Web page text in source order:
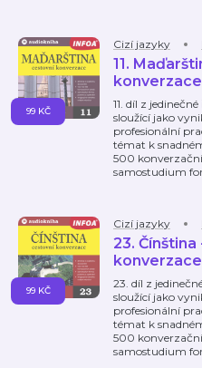
Cizí jazyky
11.
konverzace
11. díl z
sloužící jako
profesionální
témat k
500
samostudium
99 KČ
Cizí jazyky
23.
konverzace
23. díl z
sloužící jako
profesionální
témat k
500
samostudium
99 KČ